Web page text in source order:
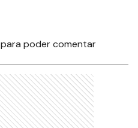
para poder comentar